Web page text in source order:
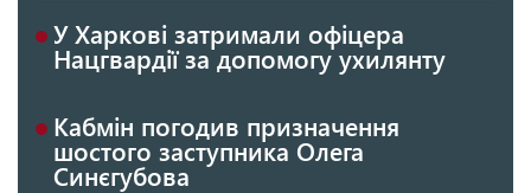
У Харкові затримали офіцера
Нацгвардії за допомогу ухилянту
Кабмін погодив призначення
шостого заступника Олега
Синєгубова